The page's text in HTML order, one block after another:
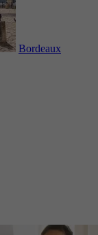
Bordeaux